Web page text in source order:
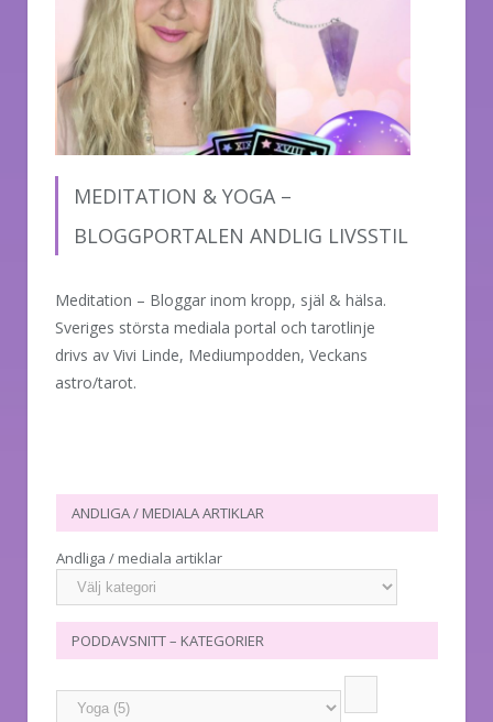
MEDITATION & YOGA –
BLOGGPORTALEN ANDLIG LIVSSTIL
Meditation – Bloggar inom kropp, själ & hälsa.
Sveriges största mediala portal och tarotlinje
drivs av Vivi Linde, Mediumpodden, Veckans
astro/tarot.
ANDLIGA / MEDIALA ARTIKLAR
Andliga / mediala artiklar
PODDAVSNITT – KATEGORIER